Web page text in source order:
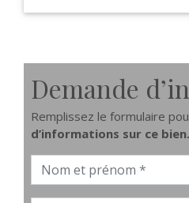
Demande
Remplissez le formulaire
d’informations sur ce bien.